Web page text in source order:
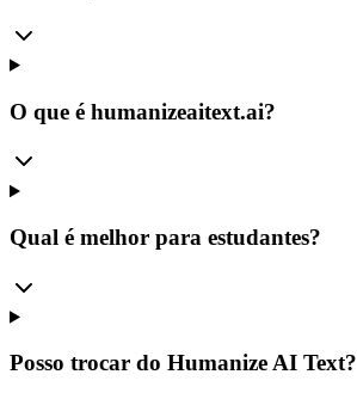
O que é humanizeaitext.ai?
Qual é melhor para estudantes?
Posso trocar do Humanize AI Text?